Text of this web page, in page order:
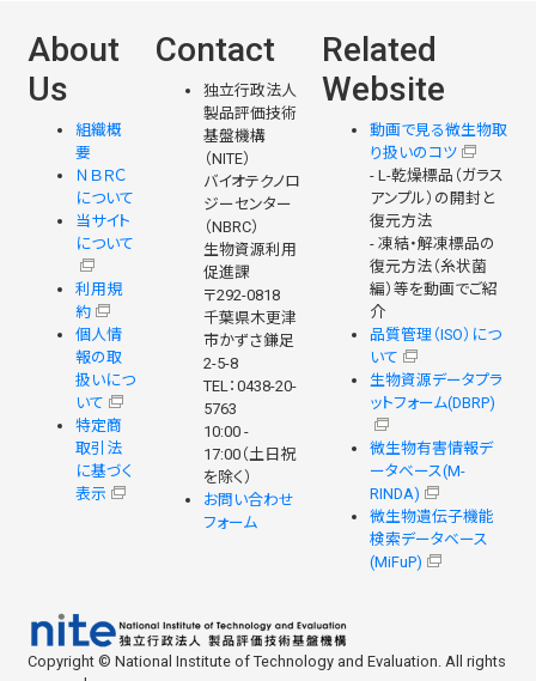
About
Us
組織概
要
ＮＢＲＣ
について
当サイト
について
利用規
約
個人情
報の取
扱いにつ
いて
特定商
取引法
に基づく
表示
Contact
独立行政法人
製品評価技術
基盤機構
（NITE）
バイオテクノロ
ジーセンター
（NBRC）
生物資源利用
促進課
〒292-0818
千葉県木更津
市かずさ鎌足
2-5-8
TEL：0438-20-
5763
10:00 -
17:00（土日祝
を除く）
お問い合わせ
フォーム
Related
Website
動画で見る微生物取
り扱いのコツ
- L-乾燥標品（ガラス
アンプル）の開封と
復元方法
- 凍結・解凍標品の
復元方法（糸状菌
編）等を動画でご紹
介
品質管理（ISO）につ
いて
生物資源データプラ
ットフォーム(DBRP)
微生物有害情報デ
ータベース(M-
RINDA)
微生物遺伝子機能
検索データベース
(MiFuP)
Copyright © National Institute of Technology and Evaluation. All rights